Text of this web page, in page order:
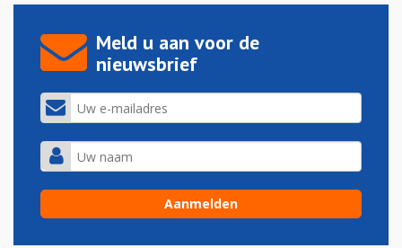
Meld u aan voor de
nieuwsbrief